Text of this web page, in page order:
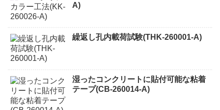
A)
繰返し孔内載荷試験(THK-260001-A)
湿ったコンクリートに貼付可能な粘着
テープ(CB-260014-A)